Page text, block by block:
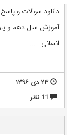
آموزش سال دهم و
انسانی ...
۲۳ دی ۱۳۹۶
11 نظر